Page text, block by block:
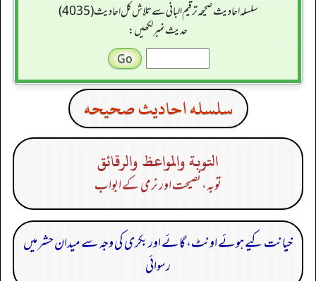
سلسله احاديث صحيحه ترقیم البانی سے تلاش کل احادیث (4035)
حدیث نمبر لکھیں:
سلسله احاديث صحيحه
التوبة والمواعظ والرقائق
توبہ، نصیحت اور نرمی کے ابواب
خیانت کیے ہوئے اونٹ، گائے اور بکری کی وجہ سے میدان حشر میں
رسوائی